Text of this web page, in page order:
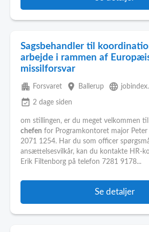
Sagsbehandler til
arbejde i rammen af
missilforsvar
apartment Forsvaret place Ballerup language
event_available 2 dage siden
om stillingen, er du meget velkommen
chefen for Programkontoret major Peter
2071 1254. Har du som officer
ansættelsesvilkår, kan du kontakte HR-
Erik Filtenborg på telefon 7281 9178...
Se detaljer